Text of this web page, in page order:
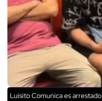
Luisito Comunica es arrestado